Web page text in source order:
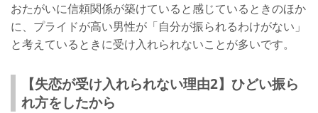
おたがいに信頼関係が築けていると感じているときのほか
に、プライドが高い男性が「自分が振られるわけがない」
と考えているときに受け入れられないことが多いです。
【失恋が受け入れられない理由2】ひどい振ら
れ方をしたから